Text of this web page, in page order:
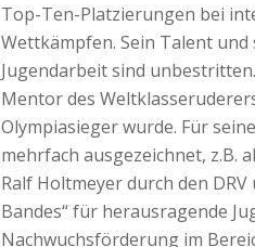
Top-Ten-Platzierungen bei
Wettkämpfen. Sein Talent
Jugendarbeit sind
Mentor des
Olympiasieger wurde. Für
mehrfach ausgezeichnet, z.B.
Ralf Holtmeyer durch den
Bandes“ für herausragende
Nachwuchsförderung im